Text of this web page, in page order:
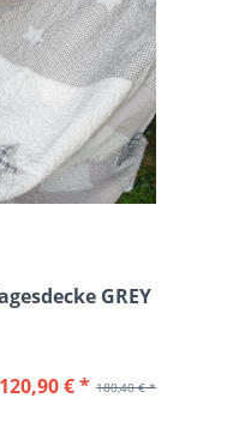
GREY
180,40 € *
120,90 € *